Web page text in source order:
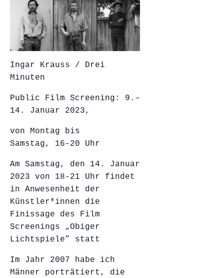
Ingar Krauss / Drei
Minuten
Public Film Screening: 9.–
14. Januar 2023,
von Montag bis
Samstag, 16-20 Uhr
Am Samstag, den 14. Januar
2023 von 18-21 Uhr findet
in Anwesenheit der
Künstler*innen die
Finissage des Film
Screenings „Obiger
Lichtspiele” statt
Im Jahr 2007 habe ich
Männer porträtiert, die